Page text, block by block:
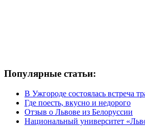
Популярные статьи:
В Ужгороде состоялась встреча
Где поесть, вкусно и недорого
Отзыв о Львове из Белоруссии
Национальный университет